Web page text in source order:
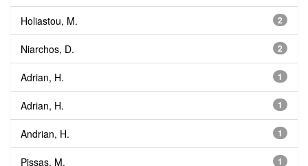
2
Holiastou, M.
2
Niarchos, D.
1
Adrian, H.
1
Adrian, Η.
1
Andrian, H.
1
Pissas, M.